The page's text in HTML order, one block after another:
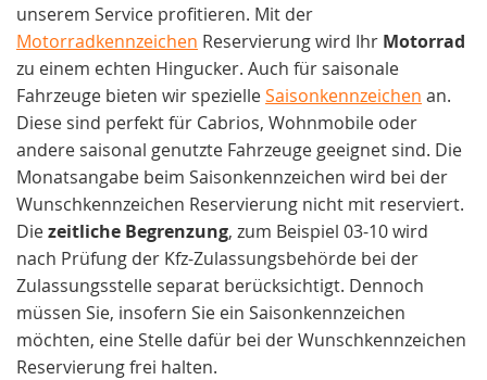
unserem Service profitieren. Mit der
Motorradkennzeichen Reservierung wird Ihr Motorrad
zu einem echten Hingucker. Auch für saisonale
Fahrzeuge bieten wir spezielleSaisonkennzeichen an.
Diese sind perfekt für Cabrios, Wohnmobile oder
andere saisonal genutzte Fahrzeuge geeignet sind. Die
Monatsangabe beim Saisonkennzeichen wird bei der
Wunschkennzeichen Reservierung nicht mit reserviert.
Diezeitliche Begrenzung, zum Beispiel 03-10 wird
nach Prüfung der Kfz-Zulassungsbehörde bei der
Zulassungsstelle separat berücksichtigt. Dennoch
müssen Sie, insofern Sie ein Saisonkennzeichen
möchten, eine Stelle dafür bei der Wunschkennzeichen
Reservierung frei halten.